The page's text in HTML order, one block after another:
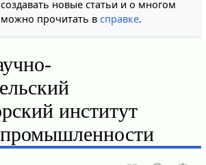
новые статьи и о многом
прочитать в справке.
институт